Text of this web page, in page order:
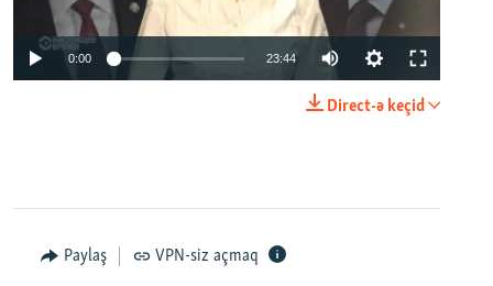
0:00 23:44
Direct-ə keçid
Paylaş VPN-siz açmaq